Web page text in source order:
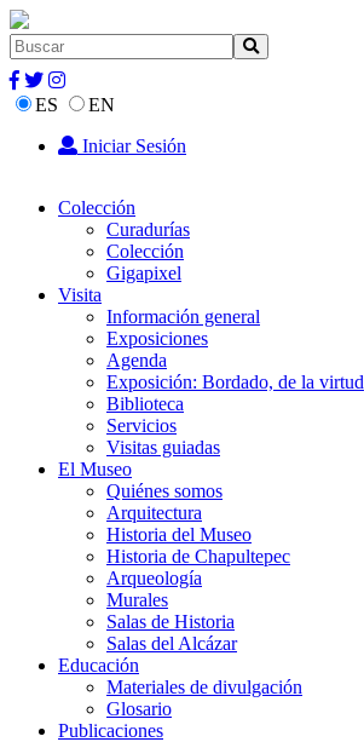
ES
EN
Iniciar Sesión
Colección
Curadurías
Colección
Gigapixel
Visita
Información general
Exposiciones
Agenda
Exposición: Bordado, de la virtud
Biblioteca
Servicios
Visitas guiadas
El Museo
Quiénes somos
Arquitectura
Historia del Museo
Historia de Chapultepec
Arqueología
Murales
Salas de Historia
Salas del Alcázar
Educación
Materiales de divulgación
Glosario
Publicaciones